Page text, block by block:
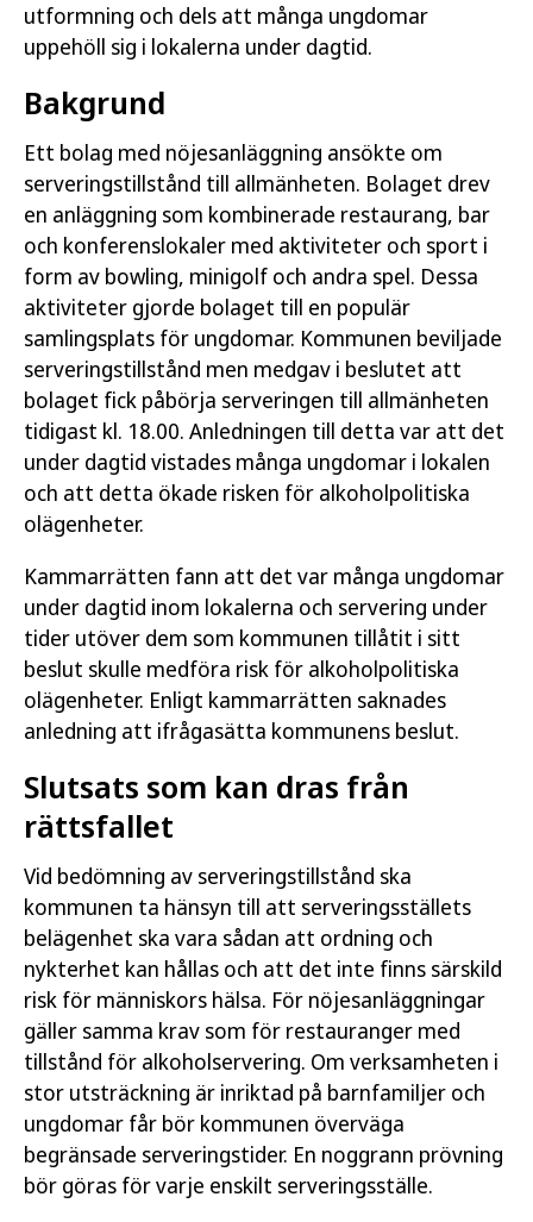
utformning och dels att många ungdomar
uppehöll sig i lokalerna under dagtid.
Bakgrund
Ett bolag med nöjesanläggning ansökte om
serveringstillstånd till allmänheten. Bolaget drev
en anläggning som kombinerade restaurang, bar
och konferenslokaler med aktiviteter och sport i
form av bowling, minigolf och andra spel. Dessa
aktiviteter gjorde bolaget till en populär
samlingsplats för ungdomar. Kommunen beviljade
serveringstillstånd men medgav i beslutet att
bolaget fick påbörja serveringen till allmänheten
tidigast kl. 18.00. Anledningen till detta var att det
under dagtid vistades många ungdomar i lokalen
och att detta ökade risken för alkoholpolitiska
olägenheter.
Kammarrätten fann att det var många ungdomar
under dagtid inom lokalerna och servering under
tider utöver dem som kommunen tillåtit i sitt
beslut skulle medföra risk för alkoholpolitiska
olägenheter. Enligt kammarrätten saknades
anledning att ifrågasätta kommunens beslut.
Slutsats som kan dras från
rättsfallet
Vid bedömning av serveringstillstånd ska
kommunen ta hänsyn till att serveringsställets
belägenhet ska vara sådan att ordning och
nykterhet kan hållas och att det inte finns särskild
risk för människors hälsa. För nöjesanläggningar
gäller samma krav som för restauranger med
tillstånd för alkoholservering. Om verksamheten i
stor utsträckning är inriktad på barnfamiljer och
ungdomar får bör kommunen överväga
begränsade serveringstider. En noggrann prövning
bör göras för varje enskilt serveringsställe.